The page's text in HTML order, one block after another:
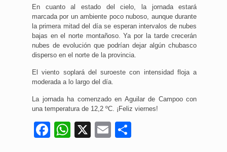
En cuanto al estado del cielo, la jornada estará
marcada por un ambiente poco nuboso, aunque durante
la primera mitad del día se esperan intervalos de nubes
bajas en el norte montañoso. Ya por la tarde crecerán
nubes de evolución que podrían dejar algún chubasco
disperso en el norte de la provincia.
El viento soplará del suroeste con intensidad floja a
moderada a lo largo del día.
La jornada ha comenzado en Aguilar de Campoo con
una temperatura de 12,2 ºC. ¡Feliz viernes!
Facebook
WhatsApp
X Email